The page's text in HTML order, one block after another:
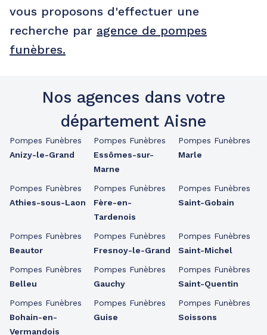
vous proposons d'effectuer une
recherche par agence de pompes
funèbres.
Nos agences dans votre
département Aisne
Pompes Funèbres
Anizy-le-Grand
Pompes Funèbres
Athies-sous-Laon
Pompes Funèbres
Beautor
Pompes Funèbres
Belleu
Pompes Funèbres
Bohain-en-
Vermandois
Pompes Funèbres
Essômes-sur-
Marne
Pompes Funèbres
Fère-en-
Tardenois
Pompes Funèbres
Fresnoy-le-Grand
Pompes Funèbres
Gauchy
Pompes Funèbres
Guise
Pompes Funèbres
Marle
Pompes Funèbres
Saint-Gobain
Pompes Funèbres
Saint-Michel
Pompes Funèbres
Saint-Quentin
Pompes Funèbres
Soissons